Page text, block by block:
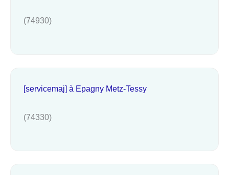
(74930)
[servicemaj] à Epagny Metz-Tessy
(74330)